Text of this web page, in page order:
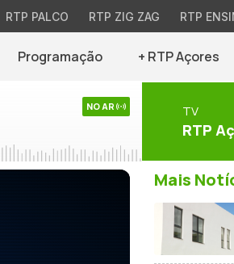
RTP PALCO RTP ZIG ZAG RTP
Programação + RTP Açores
NO AR TV
RTP
Mais